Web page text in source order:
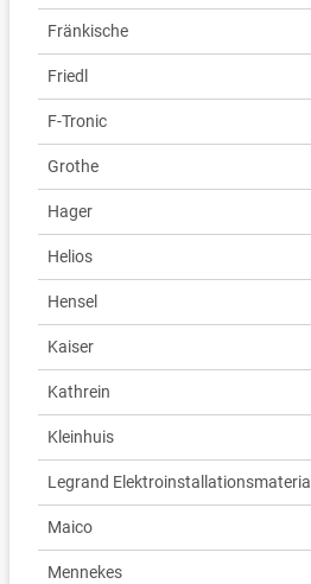
Fränkische
Friedl
F-Tronic
Grothe
Hager
Helios
Hensel
Kaiser
Kathrein
Kleinhuis
Legrand Elektroinstallationsmaterial
Maico
Mennekes